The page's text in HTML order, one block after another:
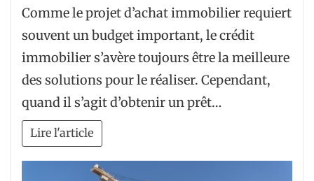
Comme le projet d’achat immobilier requiert
souvent un budget important, le crédit
immobilier s’avère toujours être la meilleure
des solutions pour le réaliser. Cependant,
quand il s’agit d’obtenir un prêt…
Lire l'article